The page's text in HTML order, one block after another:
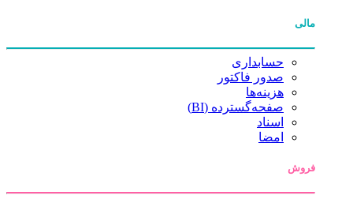
مالی
حسابداری
صدور فاکتور
هزینه‌ها
صفحه‌گسترده (BI)
اسناد
امضا
فروش